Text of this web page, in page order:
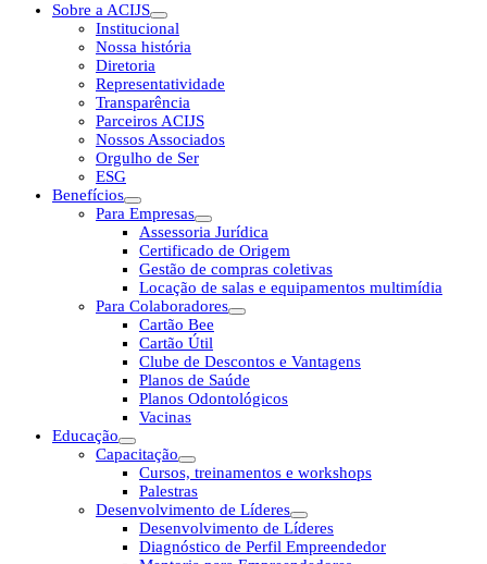
Sobre a ACIJS
Institucional
Nossa história
Diretoria
Representatividade
Transparência
Parceiros ACIJS
Nossos Associados
Orgulho de Ser
ESG
Benefícios
Para Empresas
Assessoria Jurídica
Certificado de Origem
Gestão de compras coletivas
Locação de salas e equipamentos multimídia
Para Colaboradores
Cartão Bee
Cartão Útil
Clube de Descontos e Vantagens
Planos de Saúde
Planos Odontológicos
Vacinas
Educação
Capacitação
Cursos, treinamentos e workshops
Palestras
Desenvolvimento de Líderes
Desenvolvimento de Líderes
Diagnóstico de Perfil Empreendedor